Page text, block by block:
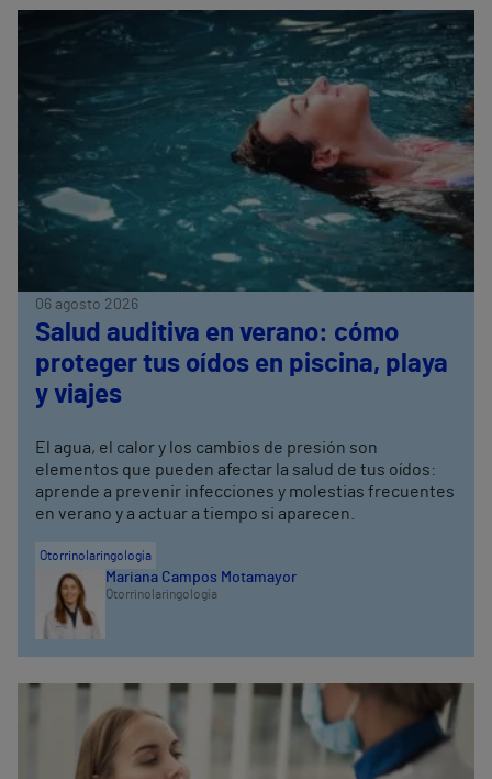
06 agosto 2026
Salud auditiva en verano: cómo
proteger tus oídos en piscina, playa
y viajes
El agua, el calor y los cambios de presión son
elementos que pueden afectar la salud de tus oídos:
aprende a prevenir infecciones y molestias frecuentes
en verano y a actuar a tiempo si aparecen.
Otorrinolaringología
Mariana Campos Motamayor
Otorrinolaringología